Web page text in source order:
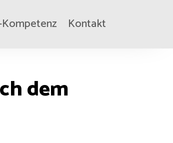
Kontakt
dem